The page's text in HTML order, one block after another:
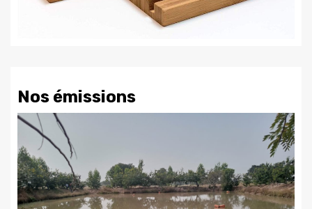
Nos émissions